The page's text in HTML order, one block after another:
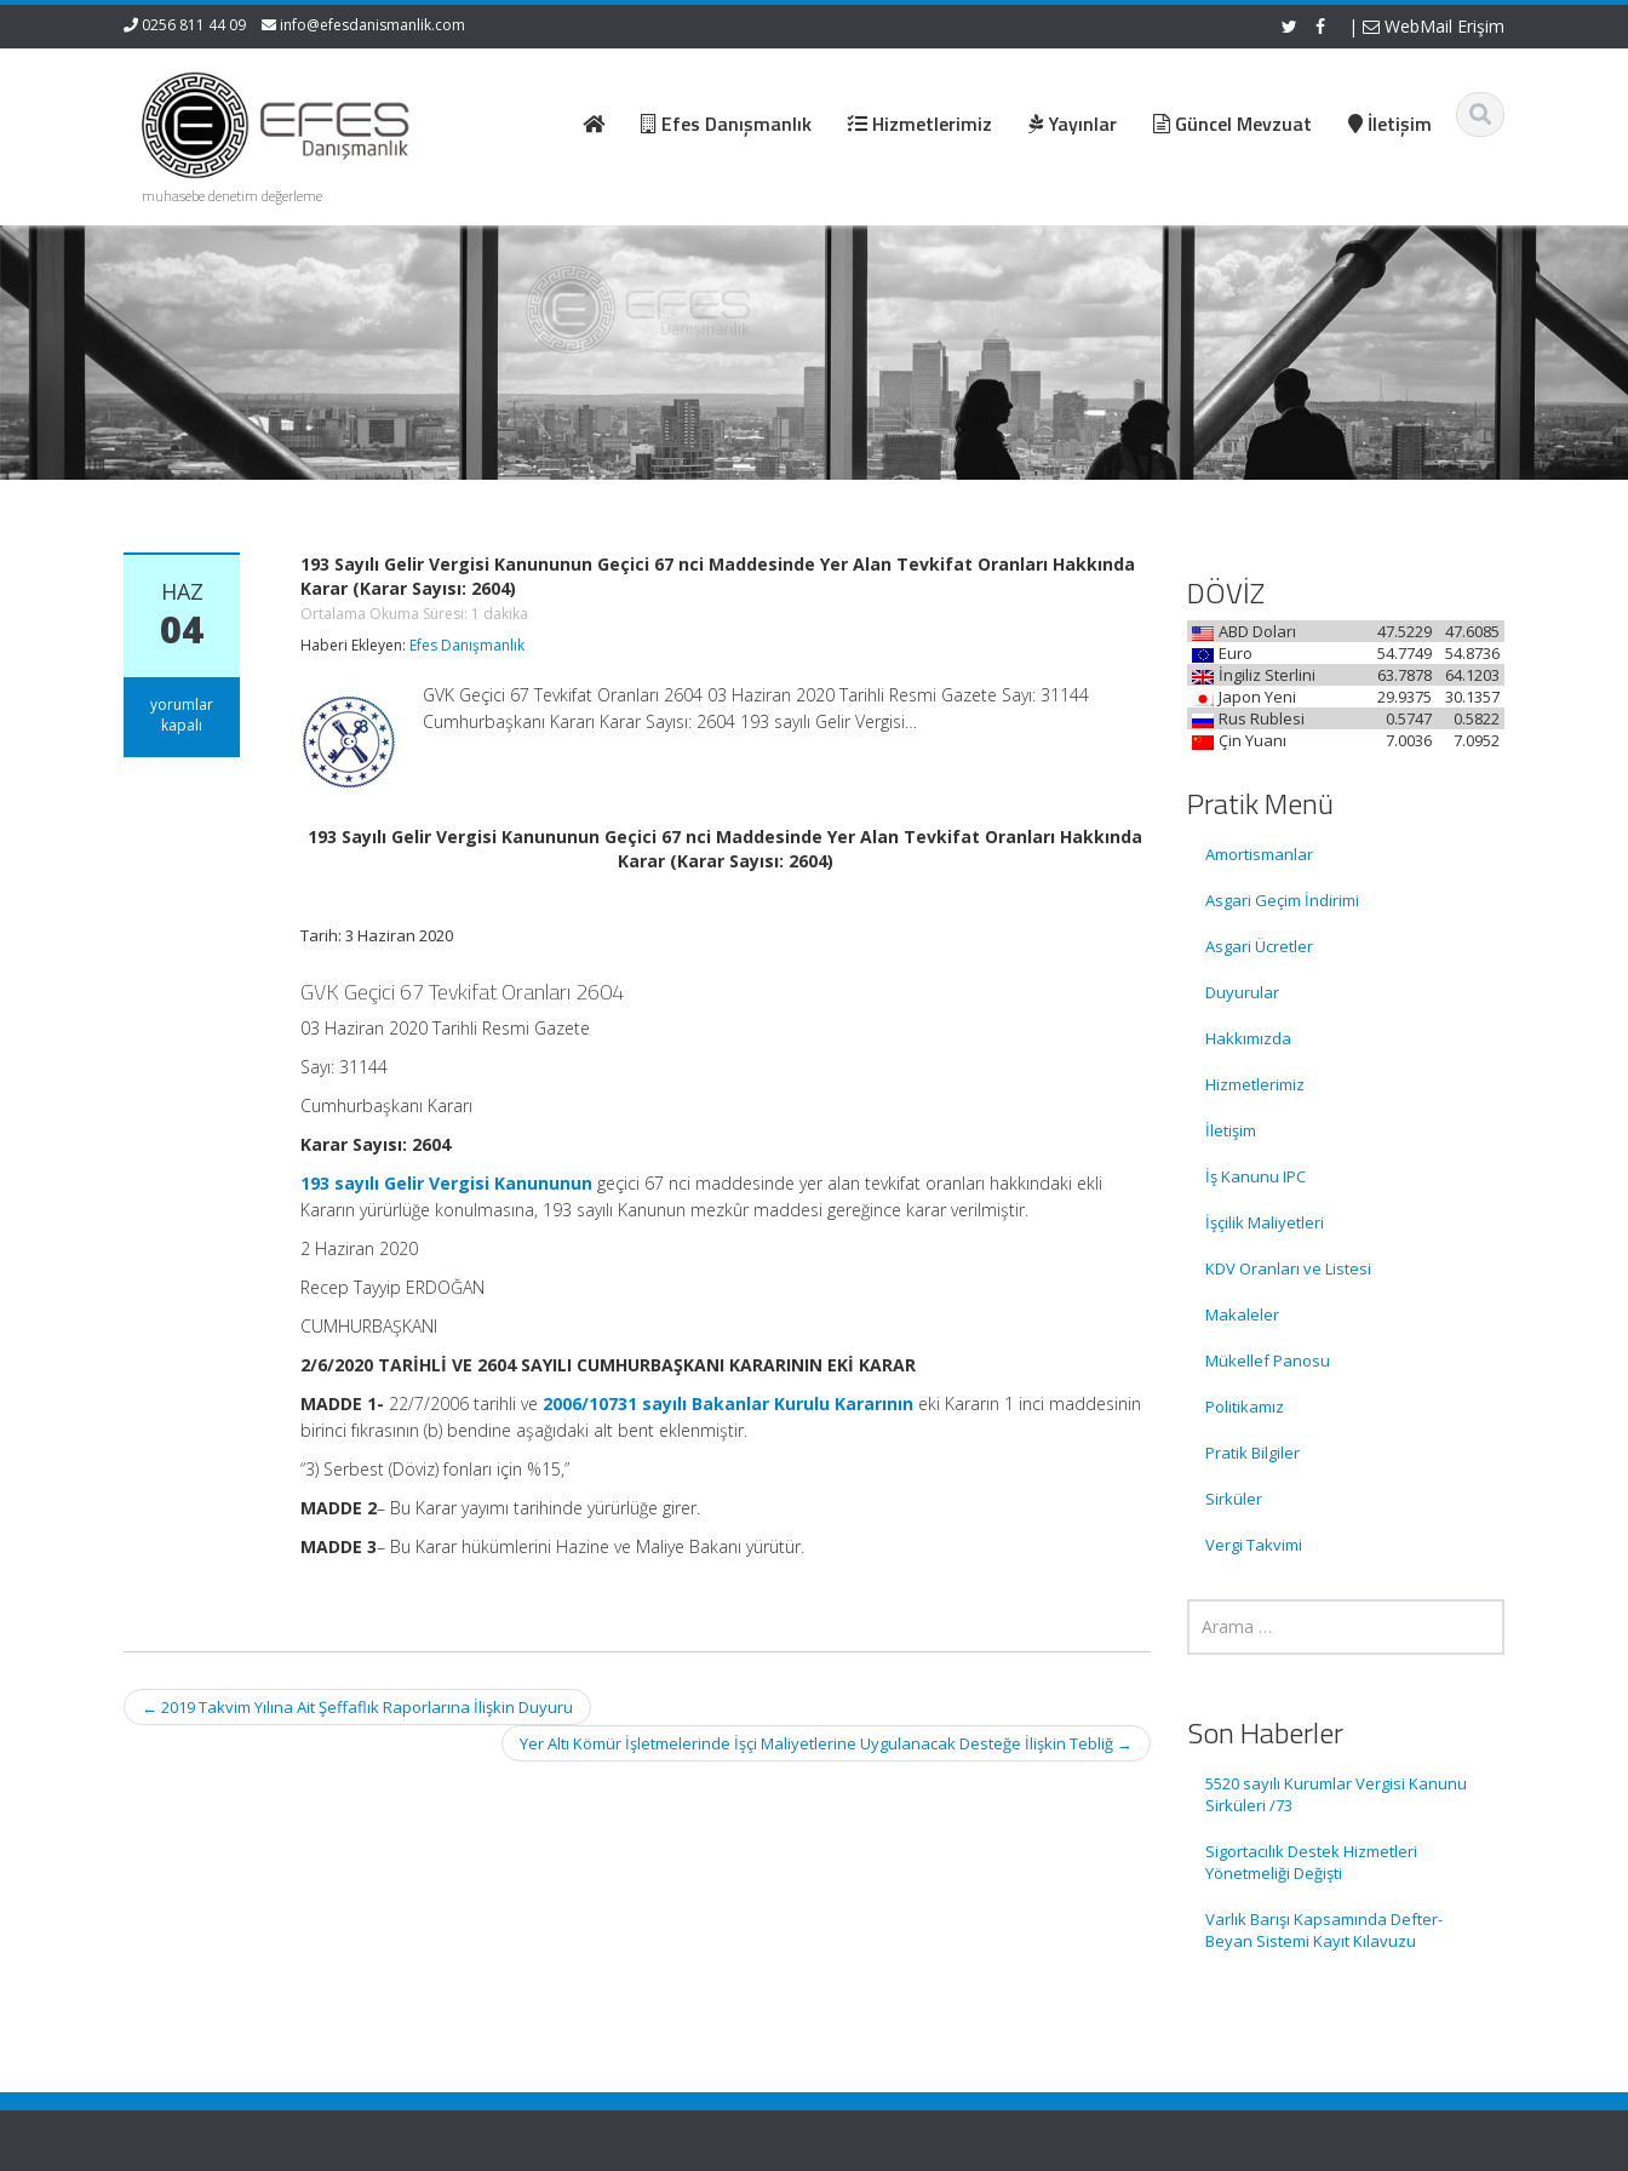
0256 811 44 09 info@efesdanismanlik.com | WebMail Erişim
muhasebe denetim değerleme
Efes Danışmanlık Hizmetlerimiz Yayınlar Güncel Mevzuat İletişim
HAZ
04
193
Sayılı
yorumlar
kapalı
193 Sayılı Gelir Vergisi Kanununun Geçici 67 nci Maddesinde Yer Alan Tevkifat Oranları Hakkında
Karar (Karar Sayısı: 2604)
Ortalama Okuma Süresi: 1 dakika
Haberi Ekleyen:Efes Danışmanlık
GVK Geçici 67 Tevkifat Oranları 2604 03 Haziran 2020 Tarihli Resmi Gazete Sayı: 31144
Cumhurbaşkanı Kararı Karar Sayısı: 2604 193 sayılı Gelir Vergisi…
193 Sayılı Gelir Vergisi Kanununun Geçici 67 nci Maddesinde Yer Alan Tevkifat Oranları Hakkında
Karar (Karar Sayısı: 2604)
Tarih: 3 Haziran 2020
GVK Geçici 67 Tevkifat Oranları 2604
03 Haziran 2020 Tarihli Resmi Gazete
Sayı: 31144
Cumhurbaşkanı Kararı
Karar Sayısı: 2604
193 sayılı Gelir Vergisi Kanununun geçici 67 nci maddesinde yer alan tevkifat oranları hakkındaki ekli
Kararın yürürlüğe konulmasına, 193 sayılı Kanunun mezkûr maddesi gereğince karar verilmiştir.
2 Haziran 2020
Recep Tayyip ERDOĞAN
CUMHURBAŞKANI
2/6/2020 TARİHLİ VE 2604 SAYILI CUMHURBAŞKANI KARARININ EKİ KARAR
MADDE 1- 22/7/2006 tarihli ve 2006/10731 sayılı Bakanlar Kurulu Kararının eki Kararın 1 inci maddesinin
birinci fıkrasının (b) bendine aşağıdaki alt bent eklenmiştir.
“3) Serbest (Döviz) fonları için %15,”
MADDE 2– Bu Karar yayımı tarihinde yürürlüğe girer.
MADDE 3– Bu Karar hükümlerini Hazine ve Maliye Bakanı yürütür.
Post
navigation
← 2019 Takvim Yılına Ait Şeffaflık Raporlarına İlişkin Duyuru
Yer Altı Kömür İşletmelerinde İşçi Maliyetlerine Uygulanacak Desteğe İlişkin Tebliğ →
DÖVİZ
ABD Doları 47.6085
47.5229
Euro
54.8736
54.7749
İngiliz Sterlini
64.1203
63.7878
Japon Yeni
30.1357
29.9375
Rus Rublesi
0.5822
0.5747
Çin Yuanı
7.0952
7.0036
Pratik Menü
Amortismanlar
Asgari Geçim İndirimi
Asgari Ücretler
Duyurular
Hakkımızda
Hizmetlerimiz
İletişim
İş Kanunu IPC
İşçilik Maliyetleri
KDV Oranları ve Listesi
Makaleler
Mükellef Panosu
Politikamız
Pratik Bilgiler
Sirküler
Vergi Takvimi
Son Haberler
5520 sayılı Kurumlar Vergisi Kanunu
Sirküleri /73
Sigortacılık Destek Hizmetleri
Yönetmeliği Değişti
Varlık Barışı Kapsamında Defter-
Beyan Sistemi Kayıt Kılavuzu